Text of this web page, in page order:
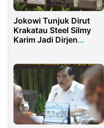
Jokowi Tunjuk Dirut
Krakatau Steel Silmy
Karim Jadi Dirjen